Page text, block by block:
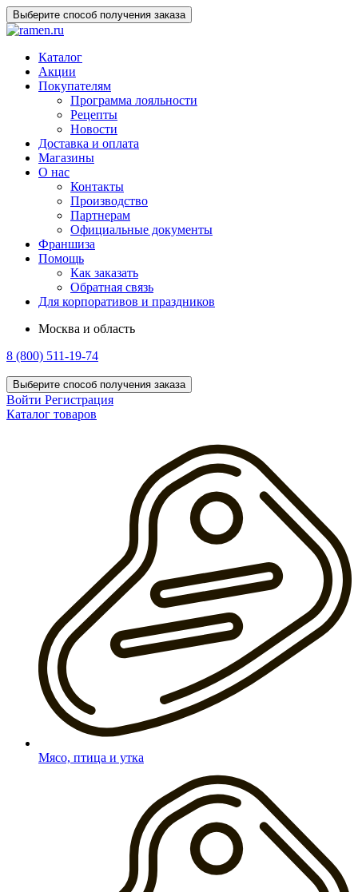
Выберите способ получения заказа
Каталог
Акции
Покупателям
Программа лояльности
Рецепты
Новости
Доставка и оплата
Магазины
О нас
Контакты
Производство
Партнерам
Официальные документы
Франшиза
Помощь
Как заказать
Обратная связь
Для корпоративов и праздников
Москва и область
8 (800) 511-19-74
Выберите способ получения заказа
Войти Регистрация
Каталог товаров
Мясо, птица и утка